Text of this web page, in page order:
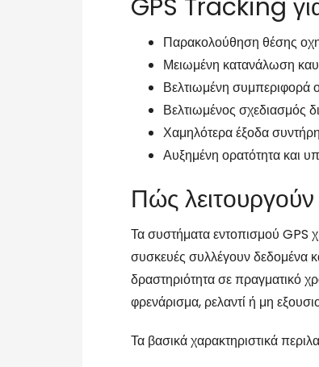
GPS Tracking
Παρακολούθηση θέσης
Μειωμένη κατανάλωση
Βελτιωμένη συμπεριφορά
Βελτιωμένος σχεδιασμός
Χαμηλότερα έξοδα
Αυξημένη ορατότητα και
Πώς
Τα συστήματα εντοπισμού GPS
συσκευές συλλέγουν δεδομένα
δραστηριότητα σε πραγματικό
φρενάρισμα, ρελαντί ή μη
Τα βασικά χαρακτηριστικά